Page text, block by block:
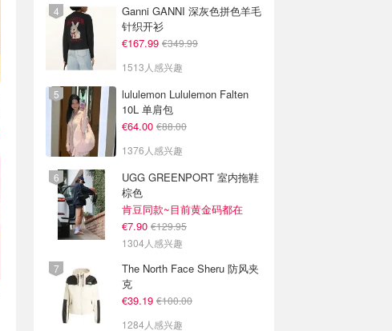
Ganni GANNI 深灰色拼色羊毛
针织开衫
€167.99 €349.99
1513人感兴趣
lululemon Lululemon Falten
10L 单肩包
€64.00 €88.00
1376人感兴趣
UGG GREENPORT 室内拖鞋
棕色
肯豆同款~目前黄金码都在
€7.90 €129.95
1304人感兴趣
The North Face Sheru 防风夹
克
€39.19 €100.00
1284人感兴趣